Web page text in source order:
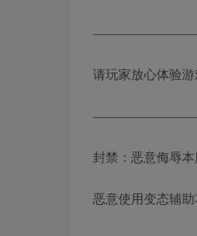
请玩家放心体验游
封禁：恶意侮辱本
恶意使用变态辅助